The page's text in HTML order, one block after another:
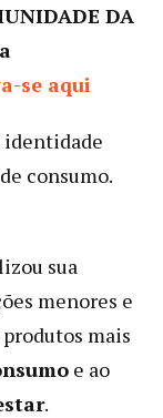
DA
se aqui
identidade
consumo.
sua
menores e
mais
e ao
.